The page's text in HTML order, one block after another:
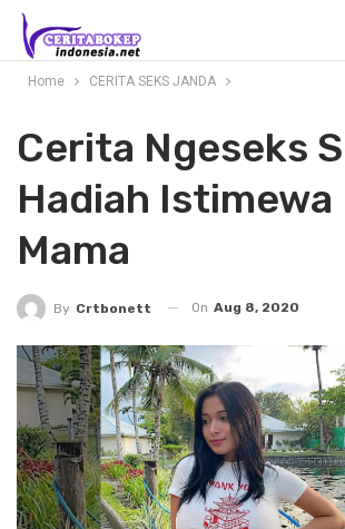
Home CERITA SEKS JANDA
Cerita Ngeseks
Hadiah Istimewa
Mama
By Crtbonett On Aug 8, 2020